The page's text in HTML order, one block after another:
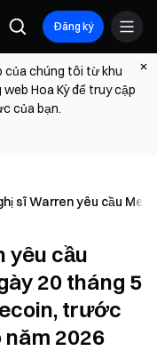
Đăng ký
của chúng tôi từ khu
Hoa Kỳ để truy cập
của bạn.
sĩ Warren yêu cầu
yêu cầu
20 tháng 5
trước
năm 2026